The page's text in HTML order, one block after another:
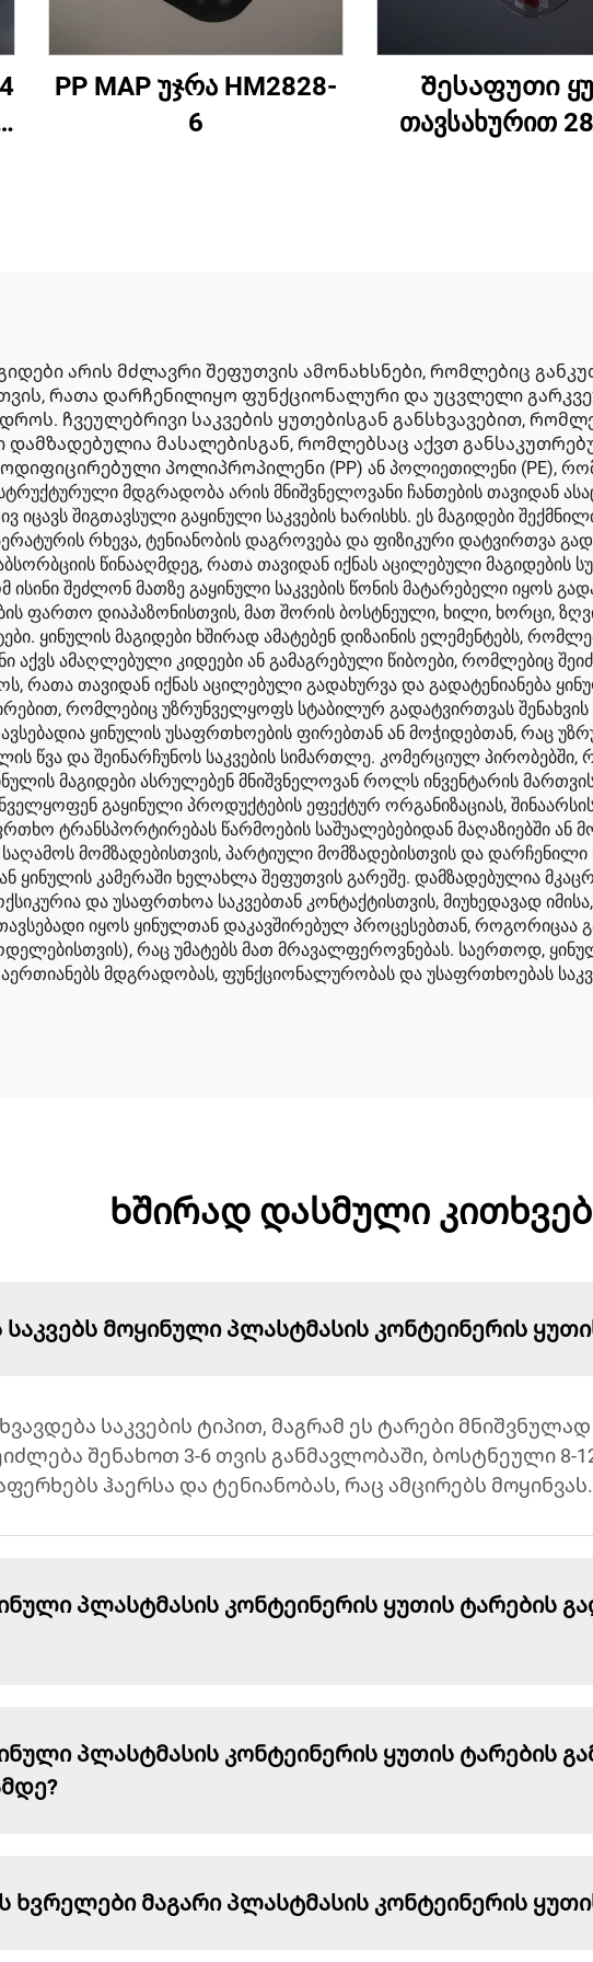
PP MAP უჯრა HM2828-
6
Შესაფუთი
თავსახურით
არის მძლავრი შეფუთვის ამონახსნები, რომლებიც
რათა დარჩენილიყო ფუნქციონალური და უცვლელი
ჩვეულებრივი საკვების ყუთებისგან განსხვავებით,
დამზადებულია მასალებისგან, რომლებსაც აქვთ
პოლიპროპილენი (PP) ან პოლიეთილენი (PE),
სტრუქტურული მდგრადობა არის მნიშვნელოვანი ჩანთების თავიდან
იცავს შიგთავსული გაყინული საკვების ხარისხს. ეს მაგიდები
რხევა, ტენიანობის დაგროვება და ფიზიკური დატვირთვა
წინააღმდეგ, რათა თავიდან იქნას აცილებული მაგიდების
შეძლონ მათზე გაყინული საკვების წონის მატარებელი იყოს
ფართო დიაპაზონისთვის, მათ შორის ბოსტნეული, ხილი, ხორცი,
ყინულის მაგიდები ხშირად ამატებენ დიზაინის ელემენტებს,
აქვს ამაღლებული კიდეები ან გამაგრებული წიბოები, რომლებიც
რათა თავიდან იქნას აცილებული გადახურვა და გადატენიანება
რომლებიც უზრუნველყოფს სტაბილურ გადატვირთვას შენახვის
ყინულის უსაფრთხოების ფირებთან ან მოჭიდებთან, რაც
წვა და შეინარჩუნოს საკვების სიმართლე. კომერციულ
მაგიდები ასრულებენ მნიშვნელოვან როლს ინვენტარის
გაყინული პროდუქტების ეფექტურ ორგანიზაციას,
ტრანსპორტირებას წარმოების საშუალებებიდან მაღაზიებში ან
მომზადებისთვის, პარტიული მომზადებისთვის და დარჩენილი
ყინულის კამერაში ხელახლა შეფუთვის გარეშე. დამზადებულია
და უსაფრთხოა საკვებთან კონტაქტისთვის, მიუხედავად
თავსებადი იყოს ყინულთან დაკავშირებულ პროცესებთან,
რაც უმატებს მათ მრავალფეროვნებას. საერთოდ,
მდგრადობას, ფუნქციონალურობას და უსაფრთხოებას
Ხშირად დასმული
საკვებს მოყინული პლასტმასის კონტეინერის
საკვების ტიპით, მაგრამ ეს ტარები
შენახოთ 3-6 თვის განმავლობაში, ბოსტნეული 8-
ჰაერსა და ტენიანობას, რაც ამცირებს მოყინვას.
პლასტმასის კონტეინერის ყუთის ტარების
პლასტმასის კონტეინერის ყუთის ტარების
ხვრელები მაგარი პლასტმასის კონტეინერის